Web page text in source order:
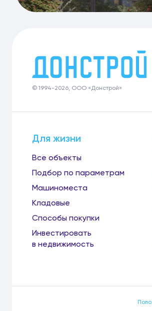
© 1994-2026, ООО «Донстрой»
Для жизни
Все объекты
Подбор по параметрам
Машиноместа
Кладовые
Способы покупки
Инвестировать
в недвижимость